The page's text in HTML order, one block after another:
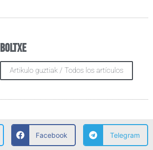
Boltxe
Artikulo guztiak / Todos los artículos
Facebook Telegram